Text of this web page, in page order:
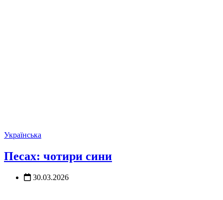
Українська
Песах: чотири сини
30.03.2026